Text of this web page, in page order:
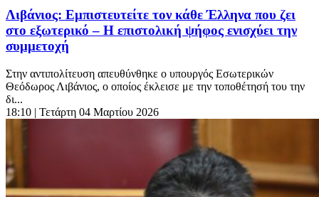
Λιβάνιος: Εμπιστευτείτε τον κάθε Έλληνα που ζει
στο εξωτερικό – Η επιστολική ψήφος ενισχύει την
συμμετοχή
Στην αντιπολίτευση απευθύνθηκε ο υπουργός Εσωτερικών
Θεόδωρος Λιβάνιος, ο οποίος έκλεισε με την τοποθέτησή του την
δι...
18:10 | Τετάρτη 04 Μαρτίου 2026